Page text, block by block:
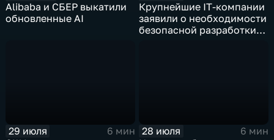
Alibaba и СБЕР выкатили
обновленные AI
Крупнейшие IT‑компании
заявили о необходимости
безопасной разработки
29 июля
6 мин
28 июля
6 мин